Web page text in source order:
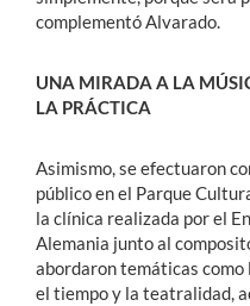
complementó Alvarado.
UNA MIRADA A LA
LA PRÁCTICA
Asimismo, se efectuaron
público en el Parque
la clínica realizada por el
Alemania junto al
abordaron temáticas como
el tiempo y la teatralidad,